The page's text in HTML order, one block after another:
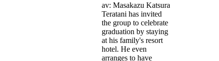
av: Masakazu Katsura
Teratani has invited
the group to celebrate
graduation by staying
at his family's resort
hotel. He even
arranges to have